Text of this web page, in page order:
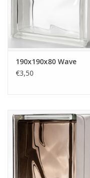
Assortiment
190x190x80 Wave
€3,50